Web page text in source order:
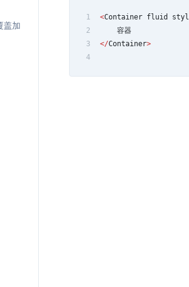
盖加
1 <Container fluid
2
    容器
3
</Container>
4